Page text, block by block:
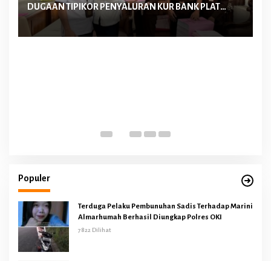
DUGAAN TIPIKOR PENYALURAN KUR BANK PLAT
MERAH TAHUN 2022-2023 KE PENGADILAN TIPIKOR
PALEMBANG
Populer
Terduga Pelaku Pembunuhan Sadis Terhadap Marini
Almarhumah Berhasil Diungkap Polres OKI
7822 Dilihat